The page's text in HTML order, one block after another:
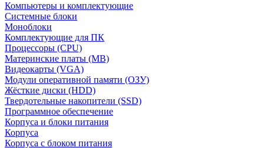
Компьютеры и комплектующие
Системные блоки
Моноблоки
Комплектующие для ПК
Процессоры (CPU)
Материнские платы (MB)
Видеокарты (VGA)
Модули оперативной памяти (ОЗУ)
Жёсткие диски (HDD)
Твердотельные накопители (SSD)
Программное обеспечение
Корпуса и блоки питания
Корпуса
Корпуса с блоком питания